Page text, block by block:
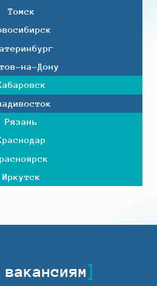
Томск
на-Дону
Рязань
Иркутск